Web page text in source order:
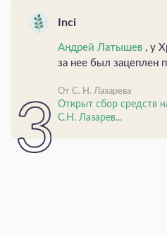
Inci
Андрей Латышев , у
за нее был зацеплен
От С. Н. Лазарева
Открыт сбор средств
С.Н. Лазарев...